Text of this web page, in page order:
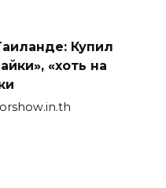
Купил
«хоть на